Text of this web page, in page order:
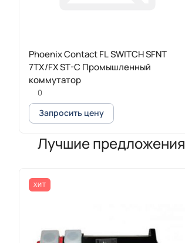
Phoenix Contact FL SWITCH SFNT
7TX/FX ST-C Промышленный
коммутатор
0
Запросить цену
Лучшие предложения
ХИТ